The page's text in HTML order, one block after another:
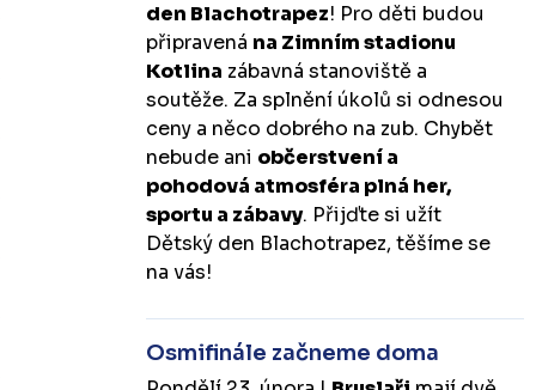
den Blachotrapez! Pro děti budou
připravená na Zimním stadionu
Kotlina zábavná stanoviště a
soutěže. Za splnění úkolů si odnesou
ceny a něco dobrého na zub. Chybět
nebude ani občerstvení a
pohodová atmosféra plná her,
sportu a zábavy. Přijďte si užít
Dětský den Blachotrapez, těšíme se
na vás!
Osmifinále začneme doma